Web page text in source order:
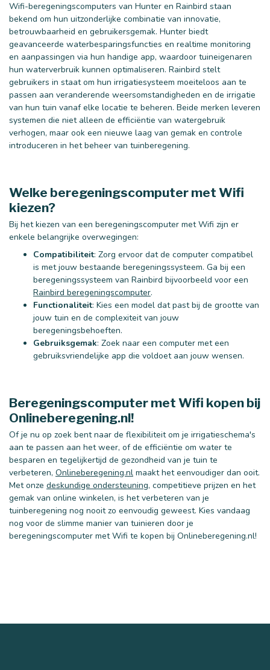
Wifi-beregeningscomputers van Hunter en Rainbird staan
bekend om hun uitzonderlijke combinatie van innovatie,
betrouwbaarheid en gebruikersgemak. Hunter biedt
geavanceerde waterbesparingsfuncties en realtime monitoring
en aanpassingen via hun handige app, waardoor tuineigenaren
hun waterverbruik kunnen optimaliseren. Rainbird stelt
gebruikers in staat om hun irrigatiesysteem moeiteloos aan te
passen aan veranderende weersomstandigheden en de irrigatie
van hun tuin vanaf elke locatie te beheren. Beide merken leveren
systemen die niet alleen de efficiëntie van watergebruik
verhogen, maar ook een nieuwe laag van gemak en controle
introduceren in het beheer van tuinberegening.
Welke beregeningscomputer met Wifi
kiezen?
Bij het kiezen van een beregeningscomputer met Wifi zijn er
enkele belangrijke overwegingen:
Compatibiliteit: Zorg ervoor dat de computer compatibel
is met jouw bestaande beregeningssysteem. Ga bij een
beregeningssysteem van Rainbird bijvoorbeeld voor een
Rainbird beregeningscomputer.
Functionaliteit: Kies een model dat past bij de grootte van
jouw tuin en de complexiteit van jouw
beregeningsbehoeften.
Gebruiksgemak: Zoek naar een computer met een
gebruiksvriendelijke app die voldoet aan jouw wensen.
Beregeningscomputer met Wifi kopen bij
Onlineberegening.nl!
Of je nu op zoek bent naar de flexibiliteit om je irrigatieschema's
aan te passen aan het weer, of de efficiëntie om water te
besparen en tegelijkertijd de gezondheid van je tuin te
verbeteren, Onlineberegening.nl maakt het eenvoudiger dan ooit.
Met onze deskundige ondersteuning, competitieve prijzen en het
gemak van online winkelen, is het verbeteren van je
tuinberegening nog nooit zo eenvoudig geweest. Kies vandaag
nog voor de slimme manier van tuinieren door je
beregeningscomputer met Wifi te kopen bij Onlineberegening.nl!
40 mm 50 mm